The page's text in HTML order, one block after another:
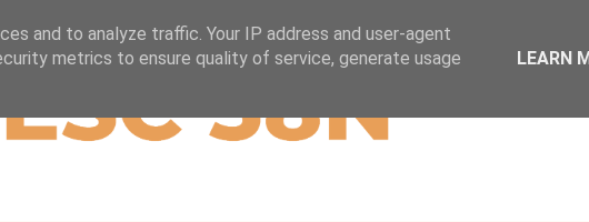
and to analyze traffic. Your IP address and user-agent
metrics to ensure quality of service, generate usage
LEARN